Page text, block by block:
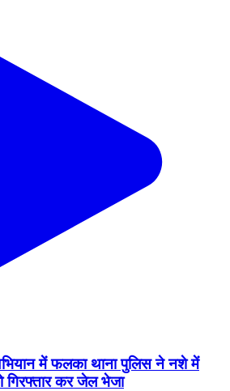
में फलका थाना पुलिस ने नशे में
गिरफ्तार कर जेल भेजा